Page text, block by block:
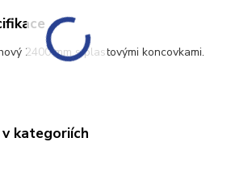
2400 mm s plastovými koncovkami.
kategoriích